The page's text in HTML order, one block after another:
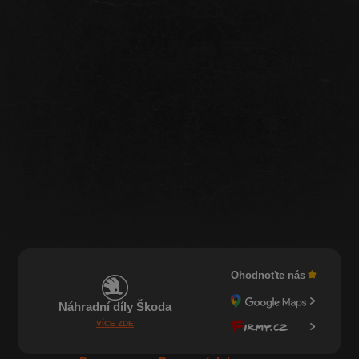
Náhradní díly Škoda
VÍCE ZDE
Ohodnoťte nás